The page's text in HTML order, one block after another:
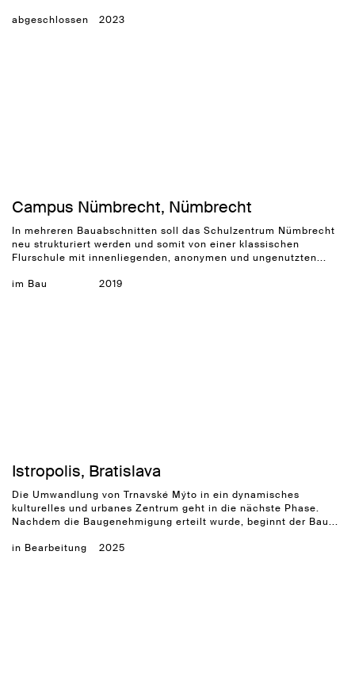
abgeschlossen 2023
Campus Nümbrecht, Nümbrecht
In mehreren Bauabschnitten soll das Schulzentrum Nümbrecht
neu strukturiert werden und somit von einer klassischen
Flurschule mit innenliegenden, anonymen und ungenutzten...
im Bau 2019
Istropolis, Bratislava
Die Umwandlung von Trnavské Mýto in ein dynamisches
kulturelles und urbanes Zentrum geht in die nächste Phase.
Nachdem die Baugenehmigung erteilt wurde, beginnt der Bau...
in Bearbeitung 2025